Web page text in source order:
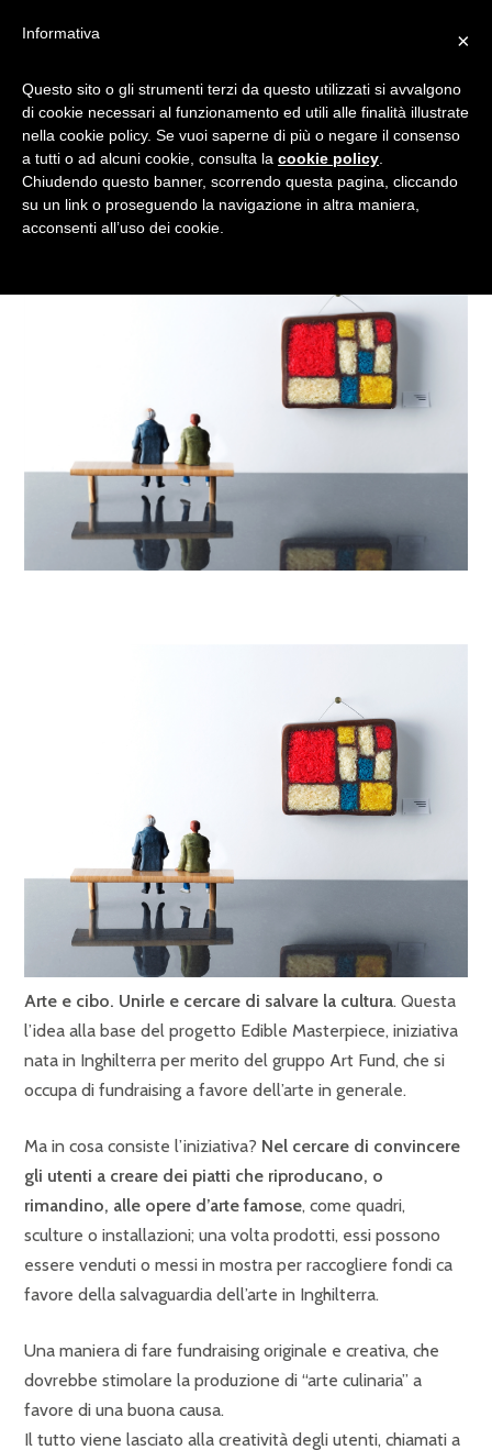
SALVA L”ARTE…
CREANDOLA COL CIBO!
Arte e cibo. Unirle e cercare di salvare la cultura. Questa
l’idea alla base del progetto Edible Masterpiece, iniziativa
nata in Inghilterra per merito del gruppo Art Fund, che si
occupa di fundraising a favore dell’arte in generale.
Ma in cosa consiste l’iniziativa? Nel cercare di convincere
gli utenti a creare dei piatti che riproducano, o
rimandino, alle opere d’arte famose, come quadri,
sculture o installazioni; una volta prodotti, essi possono
essere venduti o messi in mostra per raccogliere fondi ca
favore della salvaguardia dell’arte in Inghilterra.
Una maniera di fare fundraising originale e creativa, che
dovrebbe stimolare la produzione di “arte culinaria” a
favore di una buona causa.
Il tutto viene lasciato alla creatività degli utenti, chiamati a
×
Informativa
Questo sito o gli strumenti terzi da questo utilizzati si avvalgono
di cookie necessari al funzionamento ed utili alle finalità illustrate
nella cookie policy. Se vuoi saperne di più o negare il consenso
a tutti o ad alcuni cookie, consulta la cookie policy
Chiudendo questo banner, scorrendo questa pagina, cliccando
su un link o proseguendo la navigazione in altra maniera,
acconsenti all’uso dei cookie.